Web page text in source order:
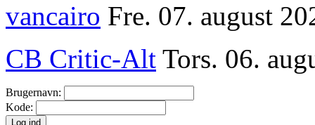
vancairo Fre. 07. august
CB Critic-Alt Tors. 06.
Brugernavn:
Kode: